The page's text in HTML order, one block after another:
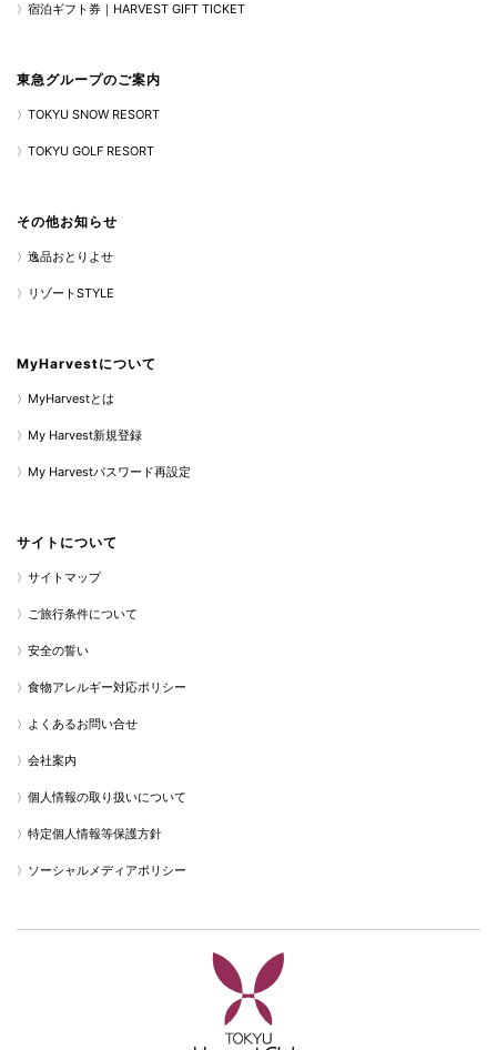
宿泊ギフト券｜HARVEST GIFT TICKET
東急グループのご案内
TOKYU SNOW RESORT
TOKYU GOLF RESORT
その他お知らせ
逸品おとりよせ
リゾートSTYLE
MyHarvestについて
MyHarvestとは
My Harvest新規登録
My Harvestパスワード再設定
サイトについて
サイトマップ
ご旅行条件について
安全の誓い
食物アレルギー対応ポリシー
よくあるお問い合せ
会社案内
個人情報の取り扱いについて
特定個人情報等保護方針
ソーシャルメディアポリシー